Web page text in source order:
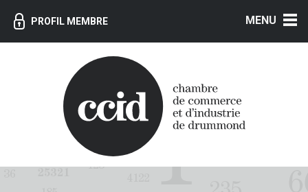
PROFIL MEMBRE MENU